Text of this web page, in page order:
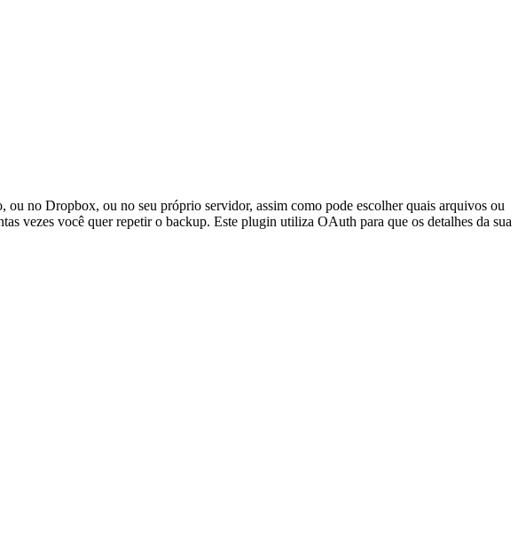
ou no Dropbox, ou no seu próprio servidor, assim como pode escolher quais arquivos ou
vezes você quer repetir o backup. Este plugin utiliza OAuth para que os detalhes da sua